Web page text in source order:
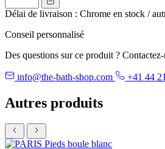
Délai de livraison : Chrome en stock /
Conseil personnalisé
Des questions sur ce produit ?
info@the-bath-shop.com +41 44
Autres produits